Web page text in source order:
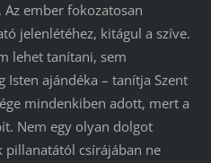
Az ember fokozatosan
jelenlétéhez, kitágul a szíve.
lehet tanítani, sem
ajándéka – tanítja Szent
mindenkiben adott, mert a
Nem egy olyan dolgot
pillanatától csírájában ne